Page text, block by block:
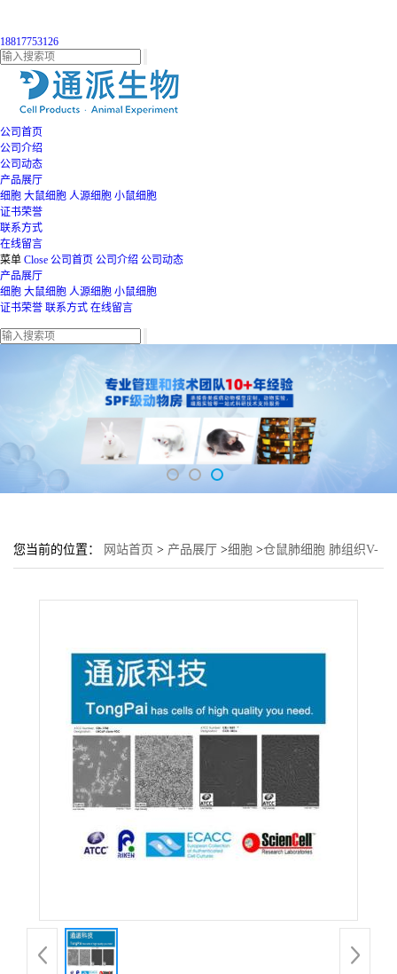
18817753126
公司首页
公司介绍
公司动态
产品展厅
细胞 大鼠细胞 人源细胞 小鼠细胞
证书荣誉
联系方式
在线留言
菜单 Close 公司首页 公司介绍 公司动态
产品展厅
细胞 大鼠细胞 人源细胞 小鼠细胞
证书荣誉 联系方式 在线留言
您当前的位置： 网站首页 > 产品展厅 >细胞 >仓鼠肺细胞 肺组织V-